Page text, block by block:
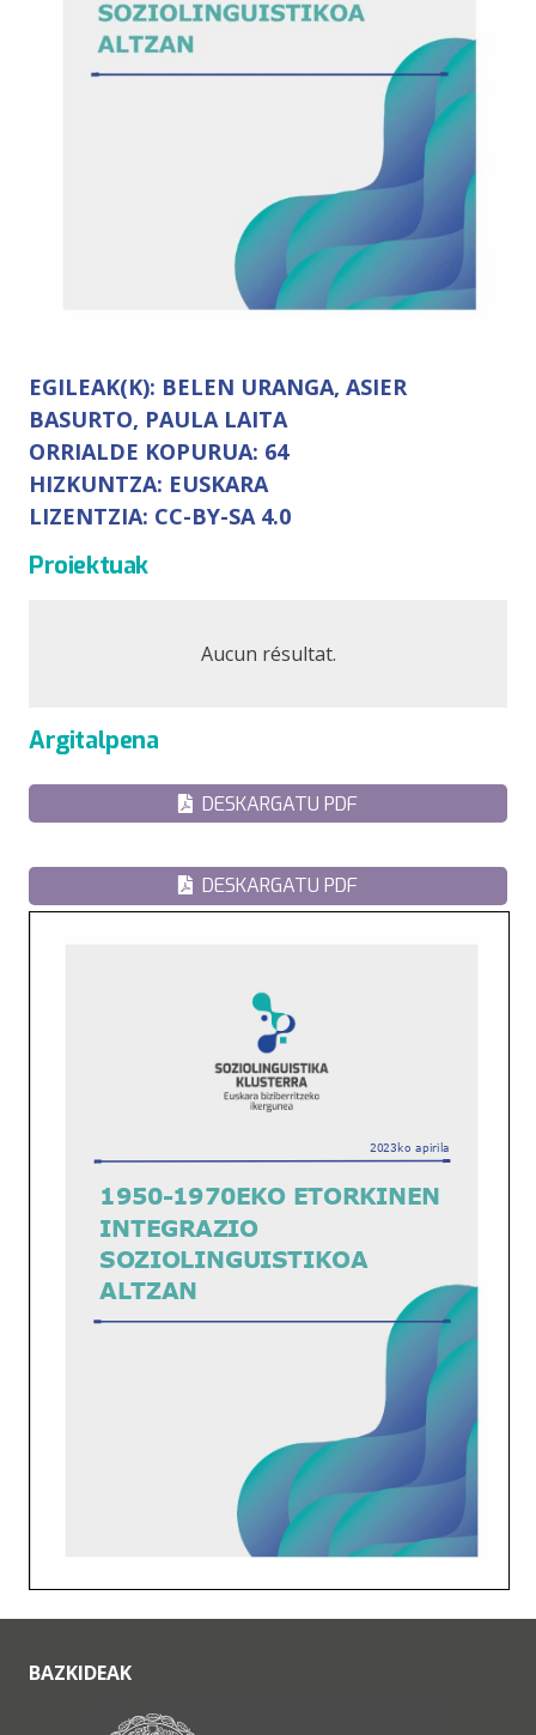
EGILEAK(K): BELEN URANGA, ASIER
BASURTO, PAULA LAITA
ORRIALDE KOPURUA: 64
HIZKUNTZA: EUSKARA
LIZENTZIA: CC-BY-SA 4.0
Proiektuak
Aucun résultat.
Argitalpena
DESKARGATU PDF
DESKARGATU PDF
BAZKIDEAK